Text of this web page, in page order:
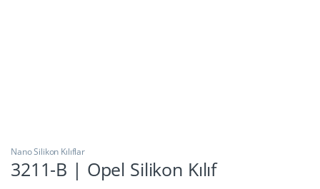
Nano Silikon Kılıflar
3211-B | Opel Silikon Kılıf